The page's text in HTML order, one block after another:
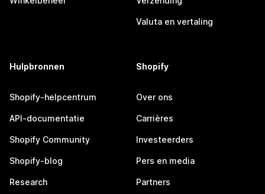
Valuta en vertaling
Hulpbronnen
Shopify-helpcentrum
API-documentatie
Shopify Community
Shopify-blog
Research
Shopify
Over ons
Carrières
Investeerders
Pers en media
Partners